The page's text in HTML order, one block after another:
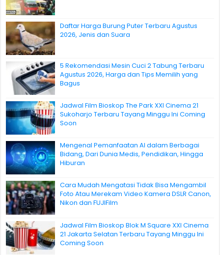
Daftar Harga Burung Puter Terbaru Agustus
2026, Jenis dan Suara
5 Rekomendasi Mesin Cuci 2 Tabung Terbaru
Agustus 2026, Harga dan Tips Memilih yang
Bagus
Jadwal Film Bioskop The Park XXI Cinema 21
Sukoharjo Terbaru Tayang Minggu Ini Coming
Soon
Mengenal Pemanfaatan AI dalam Berbagai
Bidang, Dari Dunia Medis, Pendidikan, Hingga
Hiburan
Cara Mudah Mengatasi Tidak Bisa Mengambil
Foto Atau Merekam Video Kamera DSLR Canon,
Nikon dan FUJIFilm
Jadwal Film Bioskop Blok M Square XXI Cinema
21 Jakarta Selatan Terbaru Tayang Minggu Ini
Coming Soon